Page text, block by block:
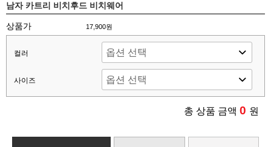
남자 카트리 비치후드 비치웨어
상품가 17,900원
컬러
사이즈
총 상품 금액 0 원